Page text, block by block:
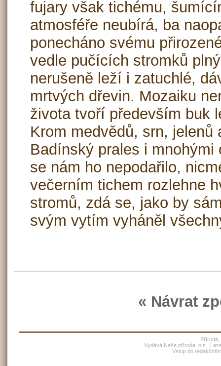
fujary však tichému,
atmosféře neubírá, ba
ponecháno svému
vedle pučících stromků
nerušeně leží i zatuchlé,
mrtvých dřevin. Mozaiku
života tvoří především buk
Krom medvědů, srn, jelenů
Badínský prales i
se nám ho nepodařilo,
večerním tichem rozlehne
stromů, zdá se, jako by
svým vytím vyháněl
« Návrat
Příroda,
Vydává Naše příroda, o.s.,
Vstup do